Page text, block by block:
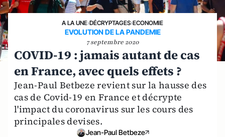
A LA UNE›DÉCRYPTAGES›ECONOMIE
EVOLUTION DE LA PANDEMIE
7 septembre 2020
COVID-19 : jamais autant de cas
en France, avec quels effets ?
Jean-Paul Betbeze revient sur la hausse des
cas de Covid-19 en France et décrypte
l'impact du coronavirus sur les cours des
principales devises.
Jean-Paul Betbeze